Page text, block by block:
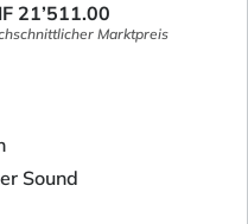
21’511.00
Marktpreis
Sound